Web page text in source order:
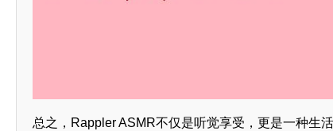
总之，Rappler ASMR不仅是听觉享受，更是一种生